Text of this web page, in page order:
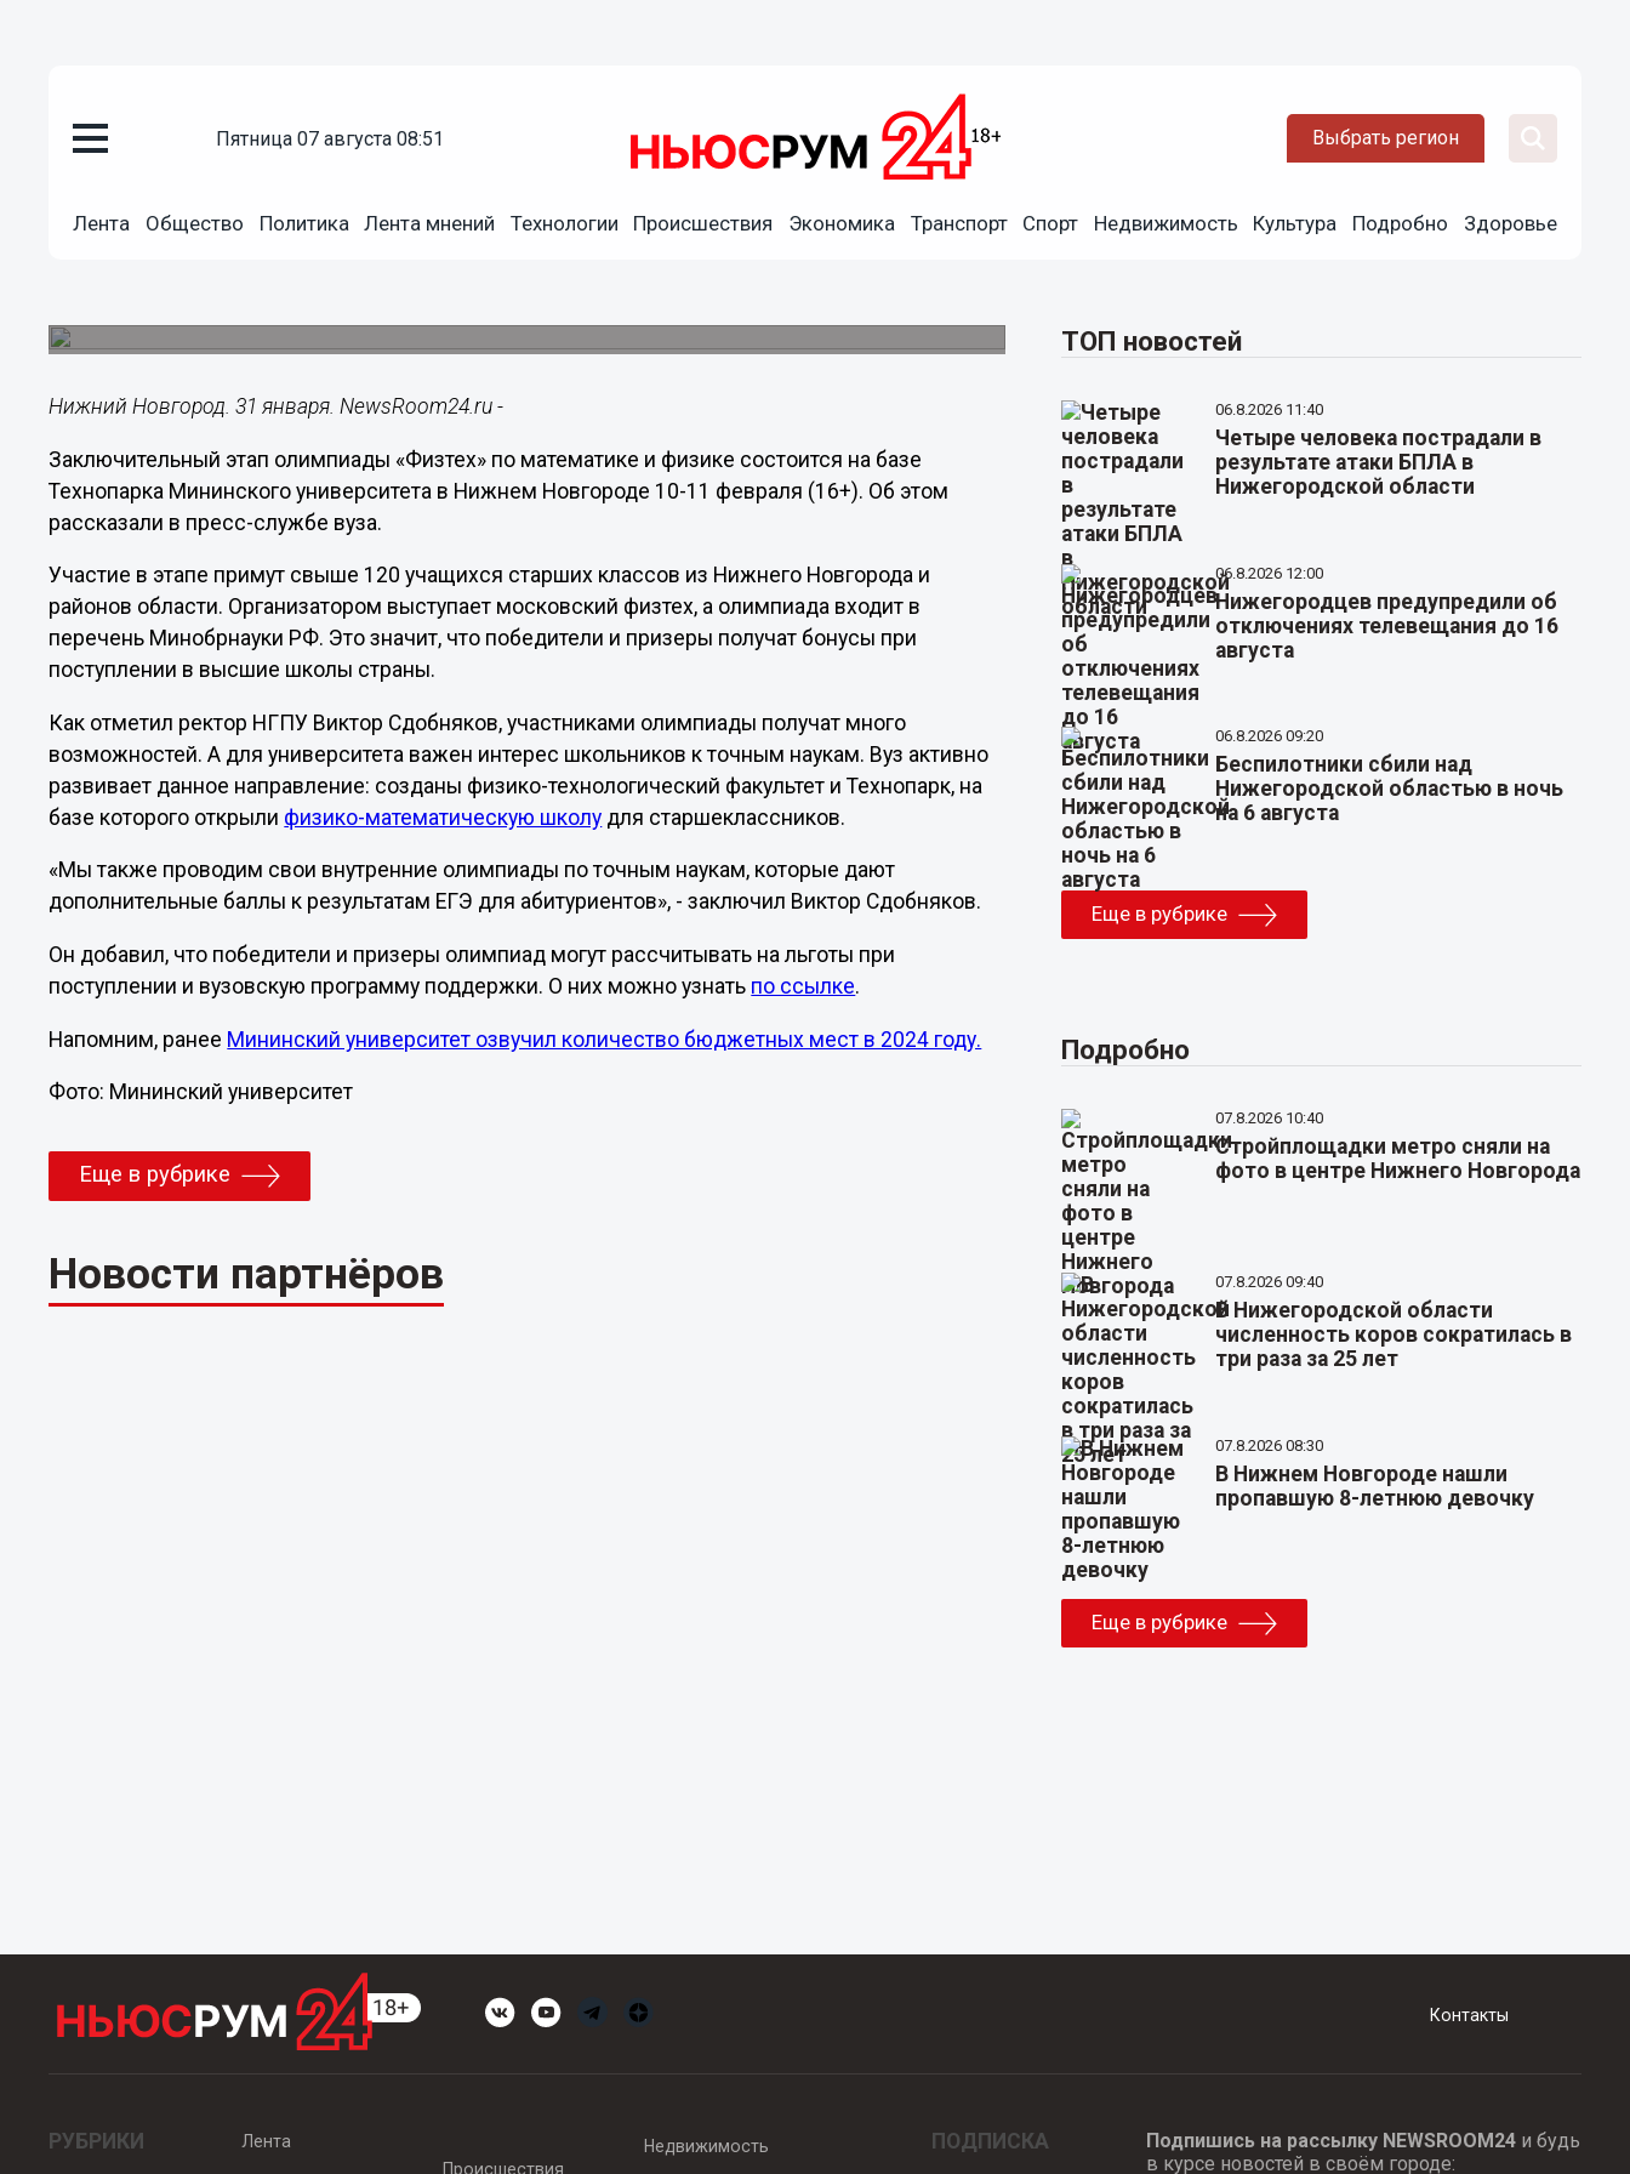
пятница 07 августа 08:51 Выбрать регион
Лента Общество Политика Лента мнений Технологии Происшествия Экономика Транспорт Спорт Недвижимость Культура Подробно Здоровье
Заключительный этап олимпиады «Физтех» пройдет в
Нижний Новгород. 31 января. NewsRoom24.ru -
Заключительный этап олимпиады «Физтех» по математике и физике состоится на базе
Технопарка Мининского университета в Нижнем Новгороде 10-11 февраля (16+). Об этом
рассказали в пресс-службе вуза.
Участие в этапе примут свыше 120 учащихся старших классов из Нижнего Новгорода и
районов области. Организатором выступает московский физтех, а олимпиада входит в
перечень Минобрнауки РФ. Это значит, что победители и призеры получат бонусы при
поступлении в высшие школы страны.
Как отметил ректор НГПУ Виктор Сдобняков, участниками олимпиады получат много
возможностей. А для университета важен интерес школьников к точным наукам. Вуз активно
развивает данное направление: созданы физико-технологический факультет и Технопарк, на
базе которого открыли физико-математическую школу для старшеклассников.
«Мы также проводим свои внутренние олимпиады по точным наукам, которые дают
дополнительные баллы к результатам ЕГЭ для абитуриентов», - заключил Виктор Сдобняков.
Он добавил, что победители и призеры олимпиад могут рассчитывать на льготы при
поступлении и вузовскую программу поддержки. О них можно узнать по ссылке.
Напомним, ранее Мининский университет озвучил количество бюджетных мест в 2024 году.
Фото: Мининский университет
Еще в рубрике
Новости партнёров
ТОП новостей
06.8.2026 11:40
Четыре человека пострадали в
результате атаки БПЛА в
Нижегородской области
06.8.2026 12:00
Нижегородцев предупредили об
отключениях телевещания до 16
августа
06.8.2026 09:20
Беспилотники сбили над
Нижегородской областью в ночь
на 6 августа
Еще в рубрике
Подробно
07.8.2026 10:40
Стройплощадки метро сняли на
фото в центре Нижнего Новгорода
07.8.2026 09:40
В Нижегородской области
численность коров сократилась в
три раза за 25 лет
07.8.2026 08:30
В Нижнем Новгороде нашли
пропавшую 8-летнюю девочку
Еще в рубрике
Контакты
РУБРИКИ
Лента
Происшествия
Недвижимость ПОДПИСКА Подпишись на рассылку NEWSROOM24и будь
в курсе новостей в своём городе: